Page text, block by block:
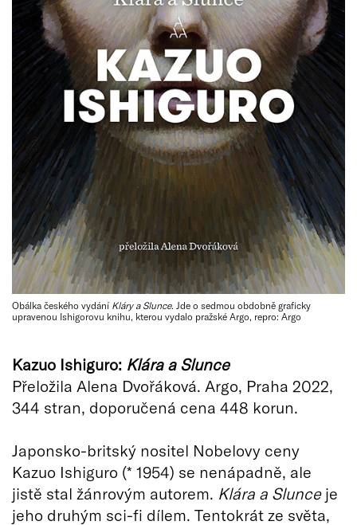
Obálka českého vydání Kláry a Slunce. Jde o sedmou obdobně graficky
upravenou Ishigorovu knihu, kterou vydalo pražské Argo, repro: Argo
Kazuo Ishiguro: Klára a Slunce
Přeložila Alena Dvořáková. Argo, Praha 2022,
344 stran, doporučená cena 448 korun.
Japonsko-britský nositel Nobelovy ceny
Kazuo Ishiguro (* 1954) se nenápadně, ale
jistě stal žánrovým autorem. Klára a Slunceje
jeho druhým sci-fi dílem. Tentokrát ze světa,